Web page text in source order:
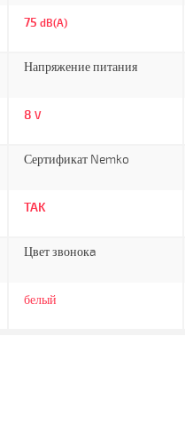
75 dB(A)
Напряжение питания
8 V
Сертификат Nemko
TAK
Цвет звонокa
белый